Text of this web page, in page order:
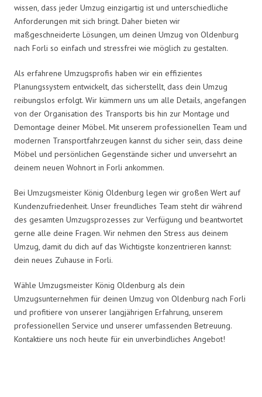
wissen, dass jeder Umzug einzigartig ist und unterschiedliche
Anforderungen mit sich bringt. Daher bieten wir
maßgeschneiderte Lösungen, um deinen Umzug von Oldenburg
nach Forli so einfach und stressfrei wie möglich zu gestalten.
Als erfahrene Umzugsprofis haben wir ein effizientes
Planungssystem entwickelt, das sicherstellt, dass dein Umzug
reibungslos erfolgt. Wir kümmern uns um alle Details, angefangen
von der Organisation des Transports bis hin zur Montage und
Demontage deiner Möbel. Mit unserem professionellen Team und
modernen Transportfahrzeugen kannst du sicher sein, dass deine
Möbel und persönlichen Gegenstände sicher und unversehrt an
deinem neuen Wohnort in Forli ankommen.
Bei Umzugsmeister König Oldenburg legen wir großen Wert auf
Kundenzufriedenheit. Unser freundliches Team steht dir während
des gesamten Umzugsprozesses zur Verfügung und beantwortet
gerne alle deine Fragen. Wir nehmen den Stress aus deinem
Umzug, damit du dich auf das Wichtigste konzentrieren kannst:
dein neues Zuhause in Forli.
Wähle Umzugsmeister König Oldenburg als dein
Umzugsunternehmen für deinen Umzug von Oldenburg nach Forli
und profitiere von unserer langjährigen Erfahrung, unserem
professionellen Service und unserer umfassenden Betreuung.
Kontaktiere uns noch heute für ein unverbindliches Angebot!